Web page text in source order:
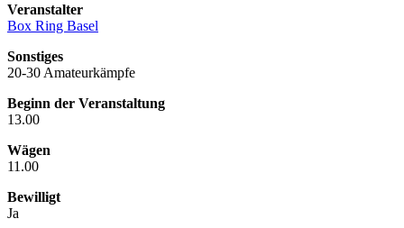
Veranstalter
Box Ring Basel
Sonstiges
20-30 Amateurkämpfe
Beginn der Veranstaltung
13.00
Wägen
11.00
Bewilligt
Ja